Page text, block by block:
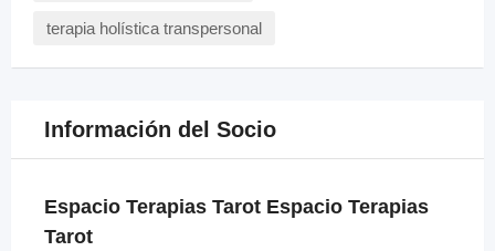
terapia holística transpersonal
Información del Socio
Espacio Terapias Tarot Espacio Terapias
Tarot